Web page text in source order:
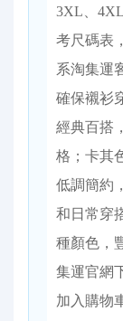
3XL、
考尺碼表
系淘集運
確保襯衫
經典百搭
格；卡其
低調簡約
和日常穿
種顏色，
集運官網
加入購物